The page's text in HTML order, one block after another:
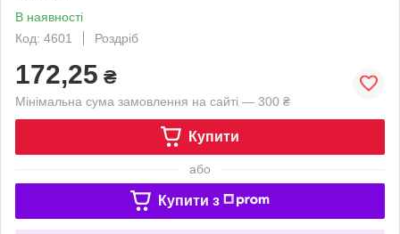
В наявності
Код: 4601
Роздріб
172,25 ₴
Мінімальна сума замовлення на сайті — 300 ₴
Купити
або
Купити з